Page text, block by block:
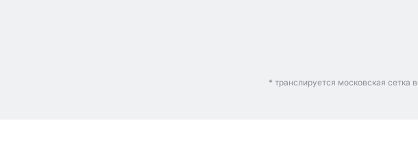
* транслируется московская сетка